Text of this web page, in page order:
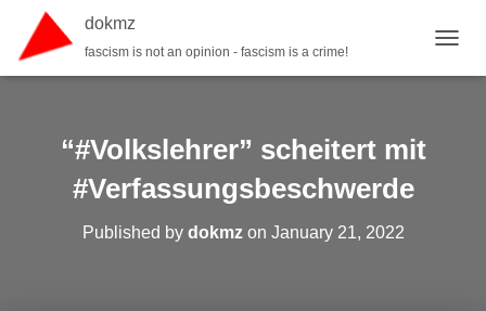
dokmz
fascism is not an opinion - fascism is a crime!
“#Volkslehrer” scheitert mit
#Verfassungsbeschwerde
Published by dokmzon January 21, 2022